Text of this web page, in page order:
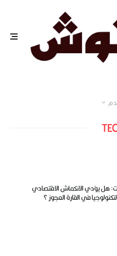
هل يؤدي الانكماش الاقتصادي
في القارة العجوز ؟